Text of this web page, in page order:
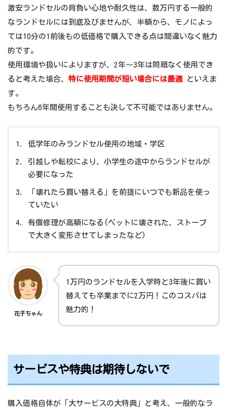
激安ランドセルの背負い心地や耐久性は、数万円する一般的
なランドセルには到底及びませんが、半額から、モノによっ
ては10分の1前後もの低価格で購入できる点は間違いなく魅力
的です。
使用環境や扱いによりますが、2年～3年は問題なく使用でき
ると考えた場合、 特に使用期間が短い場合には最適といえま
す。
もちろん6年間使用することも決して不可能ではありません。
低学年のみランドセル使用の地域・学区
引越しや転校により、小学生の途中からランドセルが
必要になった
「壊れたら買い替える」を前提にいつでも新品を使っ
ていたい
有償修理が高額になる(ペットに壊された、ストーブ
で大きく変形させてしまったなど)
花子ちゃん
1万円のランドセルを入学時と3年後に買い
替えても卒業までに2万円！このコスパは
魅力的！
サービスや特典は期待しないで
購入価格自体が「大サービスの大特典」と考え、一般的なラ